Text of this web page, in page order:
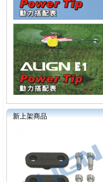
新上架商品